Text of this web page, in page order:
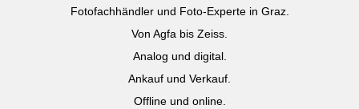
Fotofachhändler und Foto-Experte in Graz.
Von Agfa bis Zeiss.
Analog und digital.
Ankauf und Verkauf.
Offline und online.